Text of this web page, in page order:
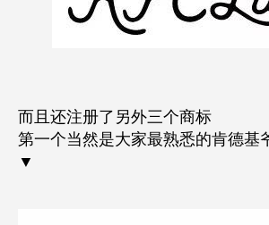
而且还注册了另外三个商标
第一个当然是大家最熟悉的肯德基
▼